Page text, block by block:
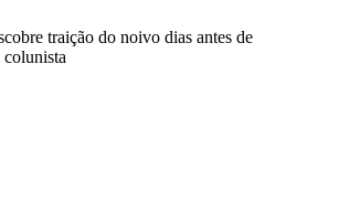
traição do noivo dias antes de
colunista